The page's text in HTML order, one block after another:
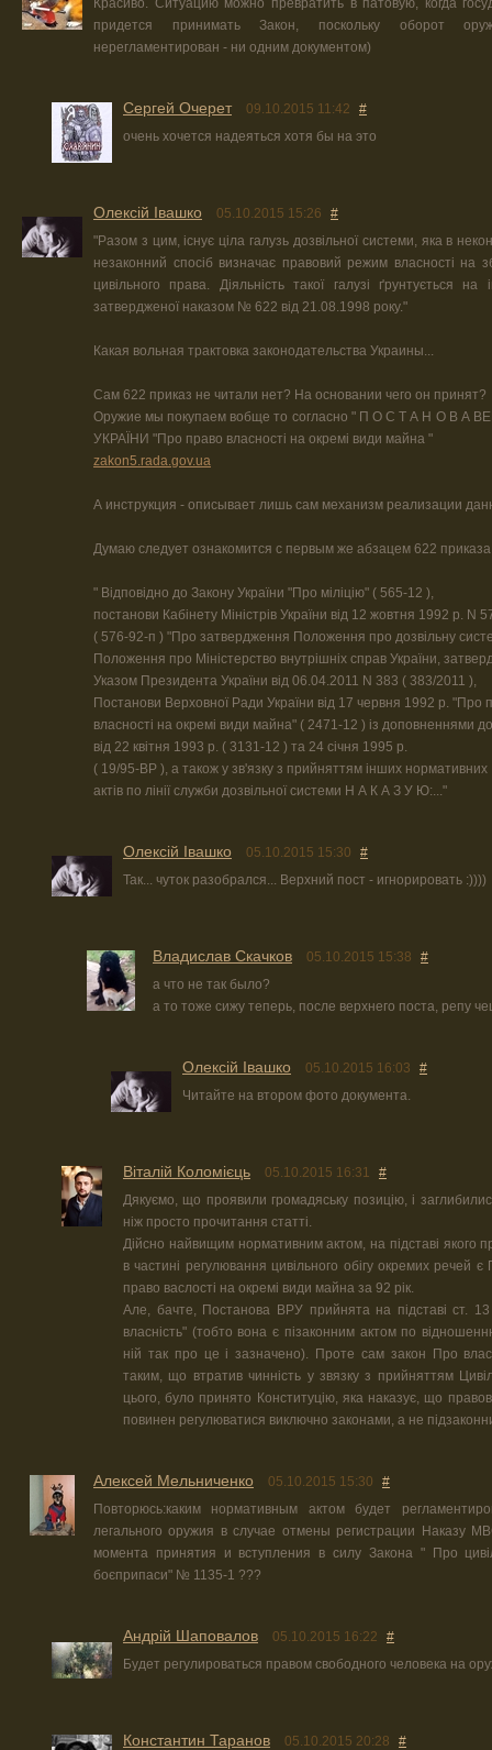
придется принимать Закон, поскольку оборот
нерегламентирован - ни одним документом)
Сергей Очерет 09.10.2015 11:42
#
очень хочется надеяться хотя бы на это
Олексій Івашко 05.10.2015 15:26
#
"Разом з цим, існує ціла галузь дозвільної системи, яка в
незаконний спосіб визначає правовий режим власності на
цивільного права. Діяльність такої галузі ґрунтується на
затвердженої наказом № 622 від 21.08.1998 року."
Какая вольная трактовка законодательства Украины...
Сам 622 приказ не читали нет? На основании чего он принят?
Оружие мы покупаем вобще то согласно " П О С Т А Н О В А
УКРАЇНИ "Про право власності на окремі види майна "
zakon5.rada.gov.ua
А инструкция - описывает лишь сам механизм реализации
Думаю следует ознакомится с первым же абзацем 622
" Відповідно до Закону України "Про міліцію" ( 565-12 ),
постанови Кабінету Міністрів України від 12 жовтня 1992 р. N
( 576-92-п ) "Про затвердження Положення про дозвільну
Положення про Міністерство внутрішніх справ України,
Указом Президента України від 06.04.2011 N 383 ( 383/2011 ),
Постанови Верховної Ради України від 17 червня 1992 р. "Про
власності на окремі види майна" ( 2471-12 ) із доповненнями
від 22 квітня 1993 р. ( 3131-12 ) та 24 січня 1995 р.
( 19/95-ВР ), а також у зв'язку з прийняттям інших нормативних
актів по лінії служби дозвільної системи Н А К А З У Ю:..."
Олексій Івашко 05.10.2015 15:30
#
Так... чуток разобрался... Верхний пост - игнорировать :))))
Владислав Скачков 05.10.2015 15:38
#
а что не так было?
а то тоже сижу теперь, после верхнего поста, репу
Олексій Івашко 05.10.2015 16:03
#
Читайте на втором фото документа.
Віталій Коломієць 05.10.2015 16:31
#
Дякуємо, що проявили громадяську позицію, і
ніж просто прочитання статті.
Дійсно найвищим нормативним актом, на підставі якого
в частині регулювання цивільного обігу окремих речей
право васлості на окремі види майна за 92 рік.
Але, бачте, Постанова ВРУ прийнята на підставі ст.
власність" (тобто вона є пізаконним актом по
ній так про це і зазначено). Проте сам закон Про
таким, що втратив чинність у звязку з прийняттям
цього, було принято Конституцію, яка наказує, що
повинен регулюватися виключно законами, а не
Алексей Мельниченко 05.10.2015 15:30
#
Повторюсь:каким нормативным актом будет
легального оружия в случае отмены регистрации Наказу
момента принятия и вступления в силу Закона " Про
боєприпаси" № 1135-1 ???
Андрій Шаповалов 05.10.2015 16:22
#
Будет регулироваться правом свободного человека на
Константин Таранов 05.10.2015 20:28
#